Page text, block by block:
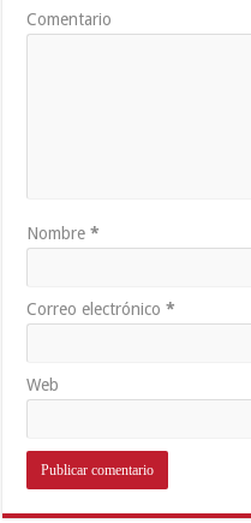
Comentario
Nombre*
Correo electrónico*
Web